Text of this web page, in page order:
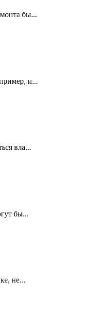
бы...
и...
вла...
бы...
не...